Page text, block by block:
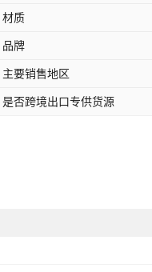
材质
品牌
主要销售地区
是否跨境出口专供货源